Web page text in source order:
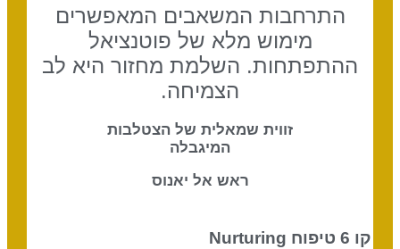
התרחבות המשאבים המאפשרים
מימוש מלא של פוטנציאל
ההתפתחות. השלמת מחזור היא לב
הצמיחה.
זווית שמאלית של הצטלבות
המיגבלה
ראש אל יאנוס
קו 6 טיפוח Nurturing